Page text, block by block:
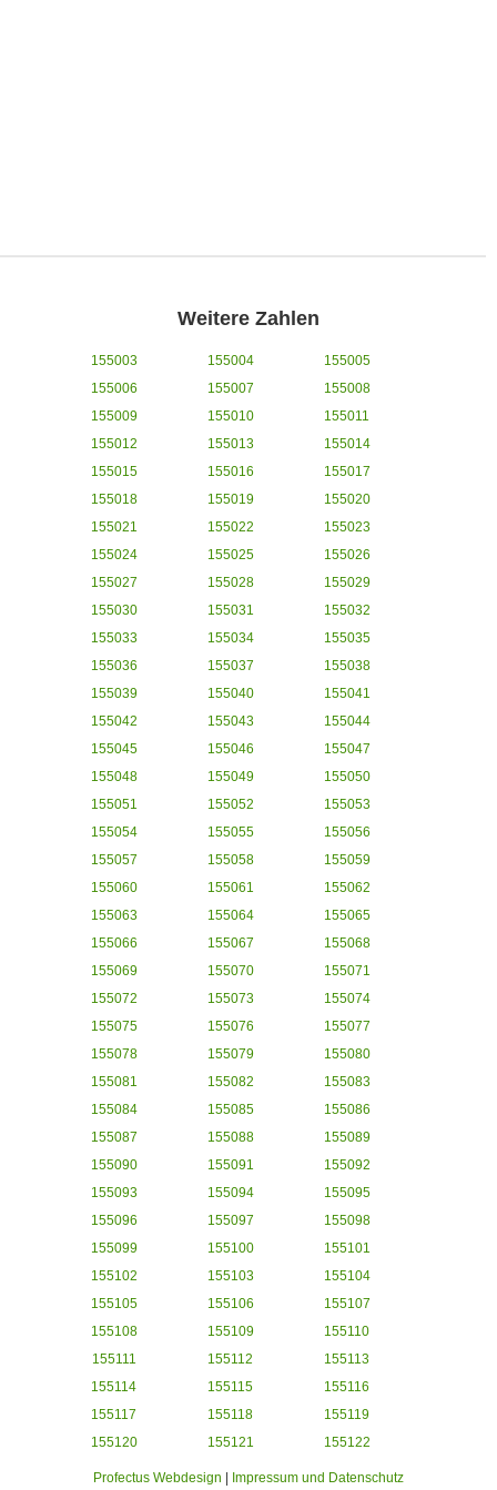
Weitere Zahlen
155003 155004
155005
155006
155007
155008
155009
155010
155011
155012
155013
155014
155015
155016
155017
155018
155019
155020
155021
155022
155023
155024
155025
155026
155027
155028
155029
155030
155031
155032
155033
155034
155035
155036
155037
155038
155039
155040
155041
155042
155043
155044
155045
155046
155047
155048
155049
155050
155051
155052
155053
155054
155055
155056
155057
155058
155059
155060
155061
155062
155063
155064
155065
155066
155067
155068
155069
155070
155071
155072
155073
155074
155075
155076
155077
155078
155079
155080
155081
155082
155083
155084
155085
155086
155087
155088
155089
155090
155091
155092
155093
155094
155095
155096
155097
155098
155099
155100
155101
155102
155103
155104
155105
155106
155107
155108
155109
155110
155111
155112
155113
155114
155115
155116
155117
155118
155119
155120
155121 155122
Profectus Webdesign Impressum und Datenschutz